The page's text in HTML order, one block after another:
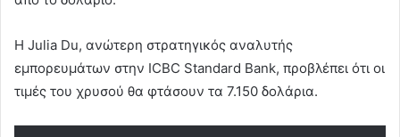
Η Julia Du, ανώτερη στρατηγικός αναλυτής
εμπορευμάτων στην ICBC Standard Bank, προβλέπει ότι οι
τιμές του χρυσού θα φτάσουν τα 7.150 δολάρια.